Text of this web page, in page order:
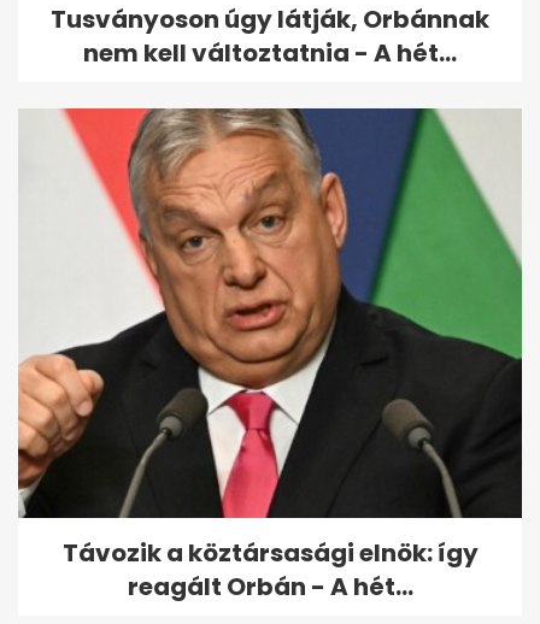
Tusványoson úgy látják, Orbánnak
nem kell változtatnia - A hét...
Távozik a köztársasági elnök: így
reagált Orbán - A hét...